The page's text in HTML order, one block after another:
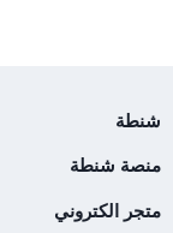
شنطة
منصة شنطة
متجر الكتروني